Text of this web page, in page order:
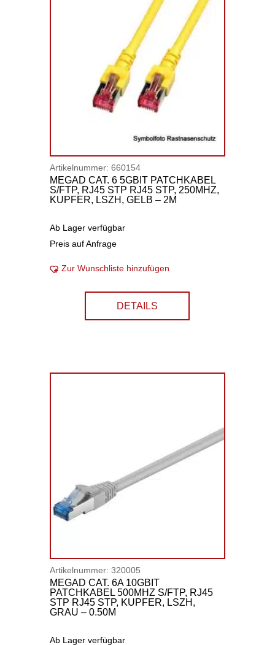
Artikelnummer: 660154
MEGAD CAT. 6 5GBIT PATCHKABEL
S/FTP, RJ45 STP RJ45 STP, 250MHZ,
KUPFER, LSZH, GELB – 2M
Ab Lager verfügbar
Preis auf Anfrage
Zur Wunschliste hinzufügen
DETAILS
Artikelnummer: 320005
MEGAD CAT. 6A 10GBIT
PATCHKABEL 500MHZ S/FTP, RJ45
STP RJ45 STP, KUPFER, LSZH,
GRAU – 0.50M
Ab Lager verfügbar